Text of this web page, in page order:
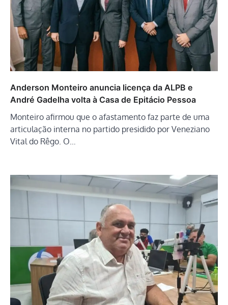
Anderson Monteiro anuncia licença da ALPB e
André Gadelha volta à Casa de Epitácio Pessoa
Monteiro afirmou que o afastamento faz parte de uma
articulação interna no partido presidido por Veneziano
Vital do Rêgo. O…